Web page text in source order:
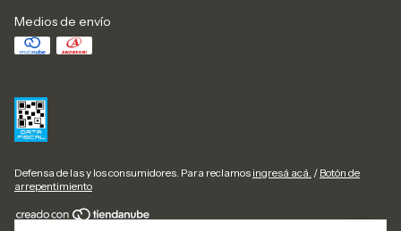
Medios de envío
Defensa de las y los consumidores. Para reclamos ingresá acá. / Botón de
arrepentimiento